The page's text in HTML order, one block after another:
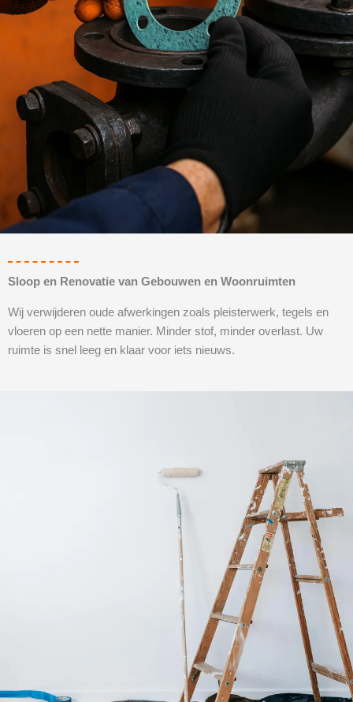
Sloop en Renovatie van Gebouwen en Woonruimten
Wij verwijderen oude afwerkingen zoals pleisterwerk, tegels en
vloeren op een nette manier. Minder stof, minder overlast. Uw
ruimte is snel leeg en klaar voor iets nieuws.